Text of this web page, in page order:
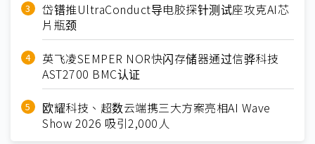
岱镨推UltraConduct导电胶探针测试座攻克AI芯
片瓶颈
英飞凌SEMPER NOR快闪存储器通过信骅科技
AST2700 BMC认证
欧耀科技、超数云端携三大方案亮相AI Wave
Show 2026 吸引2,000人